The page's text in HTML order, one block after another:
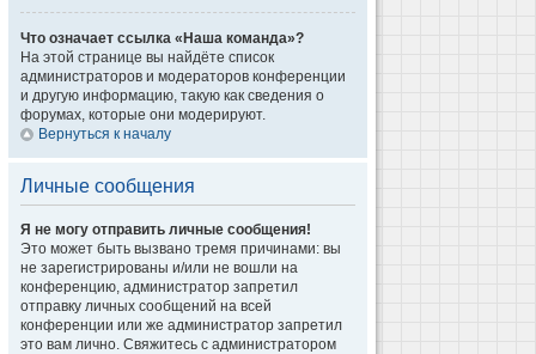
Что означает ссылка «Наша команда»?
На этой странице вы найдёте список
администраторов и модераторов конференции
и другую информацию, такую как сведения о
форумах, которые они модерируют.
Вернуться к началу
Личные сообщения
Я не могу отправить личные сообщения!
Это может быть вызвано тремя причинами: вы
не зарегистрированы и/или не вошли на
конференцию, администратор запретил
отправку личных сообщений на всей
конференции или же администратор запретил
это вам лично. Свяжитесь с администратором